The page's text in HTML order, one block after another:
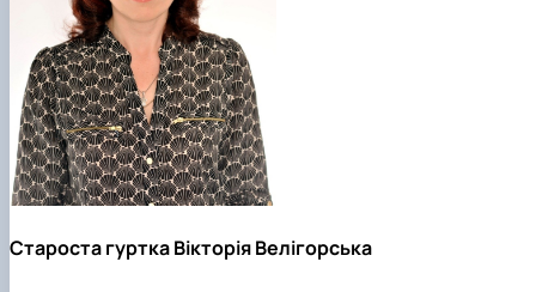
Староста гурткаВікторія Велігорська